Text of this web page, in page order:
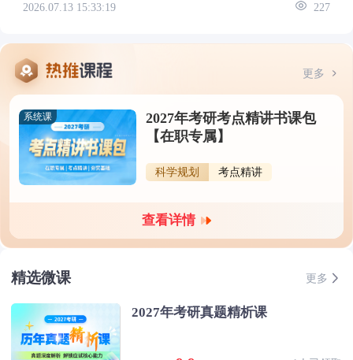
2026.07.13 15:33:19 227
更多
系统课
2027年考研考点精讲书课包
【在职专属】
科学规划 考点精讲
查看详情
精选微课 更多
2027年考研真题精析课